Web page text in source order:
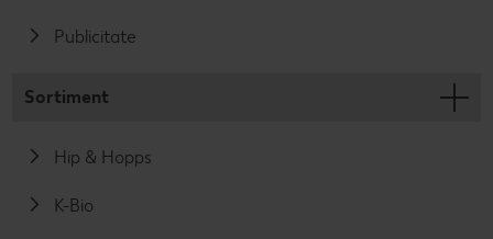
Publicitate
Sortiment
Hip & Hopps
K-Bio